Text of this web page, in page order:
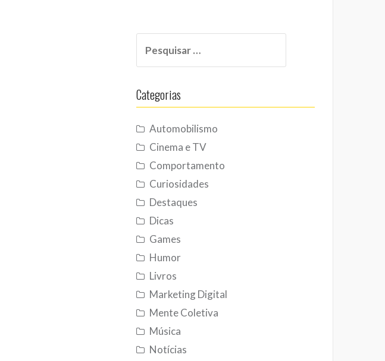
por:
Categorias
Automobilismo
Cinema e TV
Comportamento
Curiosidades
Destaques
Dicas
Games
Humor
Livros
Marketing Digital
Mente Coletiva
Música
Notícias